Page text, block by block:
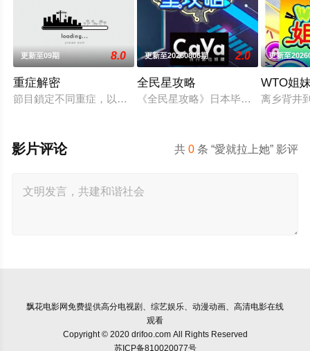
更新至09期 8.0
重症解密
節目鎖定不同重症，以深入淺出的方式道出頑疾成因、病理機
更新至20260806期 2.0
全民星攻略
《全民星攻略》日本毕业典礼向学
更新至
WTO姐
离乡背井
共0 条 “愛就拉上她” 影评
影片评论
飘花电影网免费提供高分电视剧、综艺娱乐、动漫动画、高清电影在线
观看
Copyright © 2020 drifoo.com All Rights Reserved
苏ICP备810020077号